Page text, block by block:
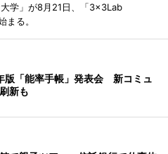
学」が8月21日、「3×3Lab
る。
版「能率手帳」発表会 新コミュ
新も